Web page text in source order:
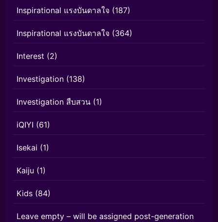
Inspirational แรงบันดาลใจ (187)
Inspirational แรงบันดาลใจ (364)
Interest (2)
Investigation (138)
Investigation สืบสวน (1)
iQIYI (61)
Isekai (1)
Kaiju (1)
Kids (84)
Leave empty – will be assigned post-generation